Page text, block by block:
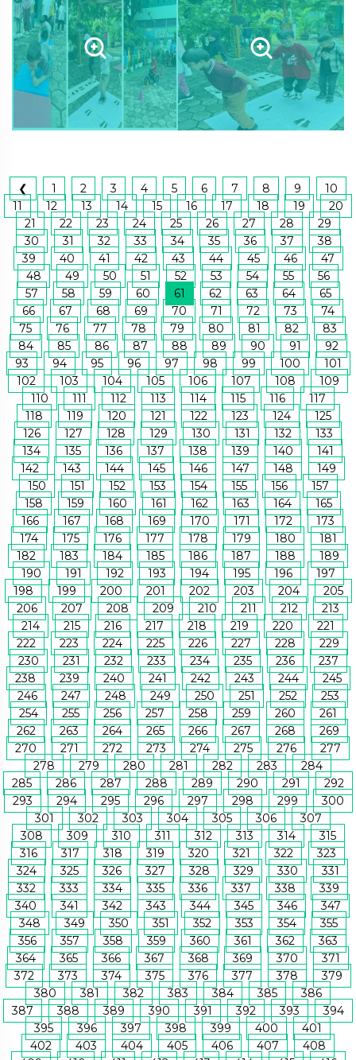
❮ 1 2 3 4 5 6 7 8 9
10
11
12 13 14 15 16 17 18 19
20
21
22 23 24 25 26 27 28
29
30
31 32 33 34 35 36 37
38
39
40 41 42 43 44 45 46
47
48
49 50 51 52 53 54 55
56
57
58 59 60 61 62 63 64
65
66
67 68 69 70 71 72 73
74
75
76 77 78 79 80 81 82
83
84
85 86 87 88 89 90 91
92
93
94 95 96 97 98 99 100
101
102
103 104 105 106 107 108
109
110
111 112 113 114 115 116
117
118
119 120 121 122 123 124
125
126
127 128 129 130 131 132
133
134
135 136 137 138 139 140
141
142
143 144 145 146 147 148
149
150
151 152 153 154 155 156
157
158
159 160 161 162 163 164
165
166
167 168 169 170 171 172
173
174
175 176 177 178 179 180
181
182
183 184 185 186 187 188
189
190
191 192 193 194 195 196
197
198
199 200 201 202 203 204
205
206
207 208 209 210 211 212
213
214
215 216 217 218 219 220
221
222
223 224 225 226 227 228
229
230
231 232 233 234 235 236
237
238
239 240 241 242 243 244
245
246
247 248 249 250 251 252
253
254
255 256 257 258 259 260
261
262
263 264 265 266 267 268
269
270
271 272 273 274 275 276
277
278
279 280 281 282 283
284
285
286 287 288 289 290 291
292
293
294 295 296 297 298 299
300
301
302 303 304 305 306
307
308
309 310 311 312 313 314
315
316
317 318 319 320 321 322
323
324
325 326 327 328 329 330
331
332
333 334 335 336 337 338
339
340
341 342 343 344 345 346
347
348
349 350 351 352 353 354
355
356
357 358 359 360 361 362
363
364
365 366 367 368 369 370
371
372
373 374 375 376 377 378
379
380
381 382 383 384 385
386
387
388 389 390 391 392 393
394
395
396 397 398 399 400
401
402
403 404 405 406 407
408